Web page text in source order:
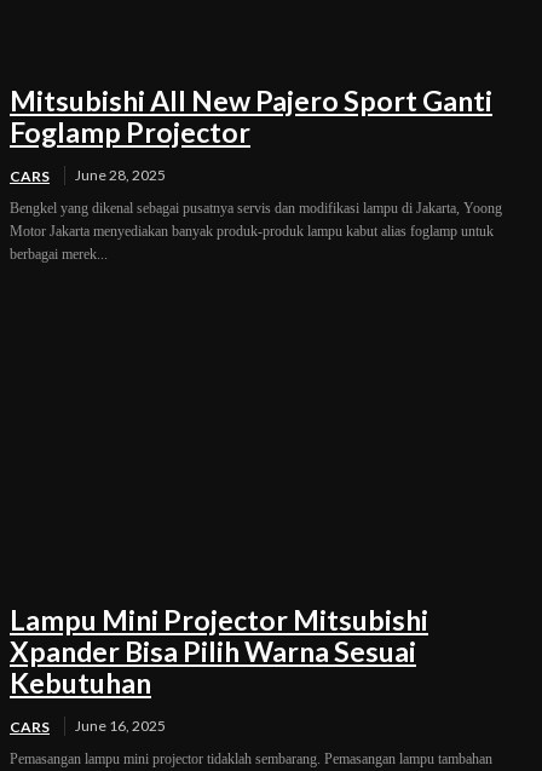
Mitsubishi All New Pajero Sport Ganti
Foglamp Projector
CARS June 28, 2025
Bengkel yang dikenal sebagai pusatnya servis dan modifikasi lampu di Jakarta, Yoong
Motor Jakarta menyediakan banyak produk-produk lampu kabut alias foglamp untuk
berbagai merek...
Lampu Mini Projector Mitsubishi
Xpander Bisa Pilih Warna Sesuai
Kebutuhan
CARS June 16, 2025
Pemasangan lampu mini projector tidaklah sembarang. Pemasangan lampu tambahan